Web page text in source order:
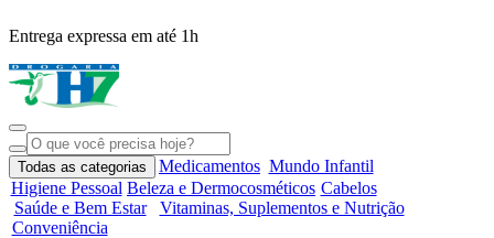
Entrega expressa em até 1h
Todas as categorias Medicamentos Mundo Infantil
Higiene Pessoal Beleza e Dermocosméticos Cabelos
Saúde e Bem Estar
Vitaminas, Suplementos e Nutrição
Conveniência